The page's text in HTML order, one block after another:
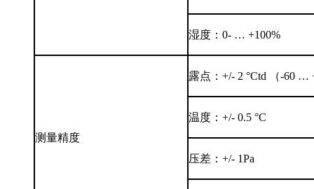
湿度：0- … +100%
测量精度
露点：+/- 2 °Ctd （-60 …
温度：+/- 0.5 °C
压差：+/- 1Pa